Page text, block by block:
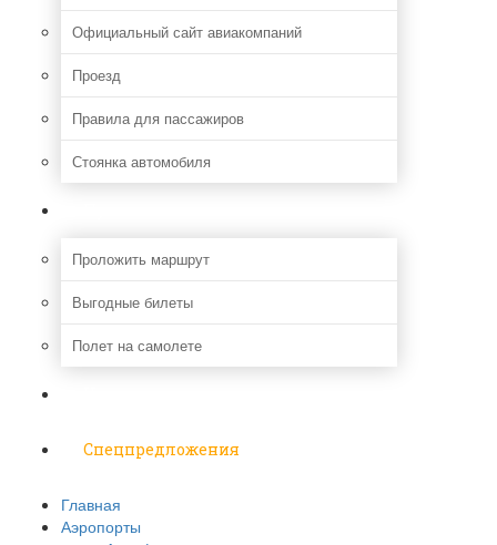
Официальный сайт авиакомпаний
Проезд
Правила для пассажиров
Стоянка автомобиля
Проложить маршрут
Выгодные билеты
Полет на самолете
Спецпредложения
Главная
Аэропорты